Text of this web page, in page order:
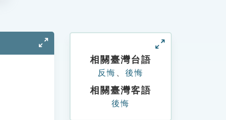
相關臺灣台語
反悔 後悔
相關臺灣客語
後悔